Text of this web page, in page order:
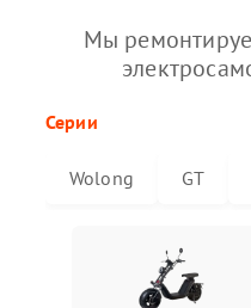
Мы
Серии
Wolong GT